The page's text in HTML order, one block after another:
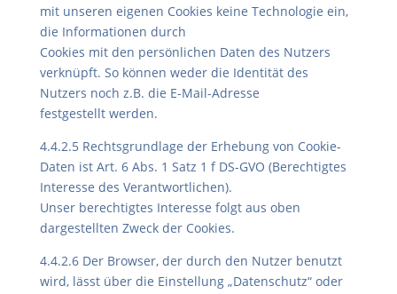
mit unseren eigenen Cookies keine Technologie ein,
die Informationen durch
Cookies mit den persönlichen Daten des Nutzers
verknüpft. So können weder die Identität des
Nutzers noch z.B. die E-Mail-Adresse
festgestellt werden.
4.4.2.5 Rechtsgrundlage der Erhebung von Cookie-
Daten ist Art. 6 Abs. 1 Satz 1 f DS-GVO (Berechtigtes
Interesse des Verantwortlichen).
Unser berechtigtes Interesse folgt aus oben
dargestellten Zweck der Cookies.
4.4.2.6 Der Browser, der durch den Nutzer benutzt
wird, lässt über die Einstellung „Datenschutz“ oder